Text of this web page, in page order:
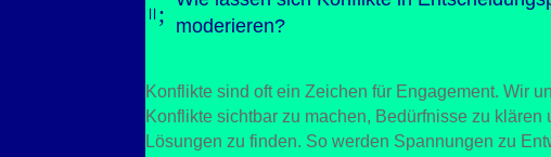
=; moderieren?
Konflikte sind oft ein Zeichen für Engagement. Wir
Konflikte sichtbar zu machen, Bedürfnisse zu klären
Lösungen zu finden. So werden Spannungen zu